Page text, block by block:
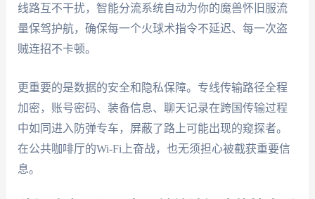
线路互不干扰，智能分流系统自动为你的魔兽怀旧服流
量保驾护航，确保每一个火球术指令不延迟、每一次盗
贼连招不卡顿。
更重要的是数据的安全和隐私保障。专线传输路径全程
加密，账号密码、装备信息、聊天记录在跨国传输过程
中如同进入防弹专车，屏蔽了路上可能出现的窥探者。
在公共咖啡厅的Wi-Fi上奋战，也无须担心被截获重要信
息。